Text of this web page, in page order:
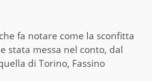
fa notare come la sconfitta
stata messa nel conto, dal
di Torino, Fassino